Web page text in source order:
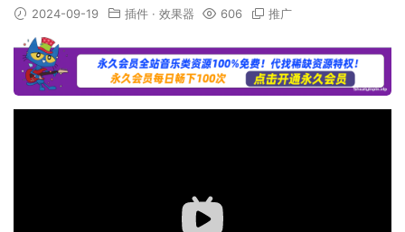
2024-09-19 插件 · 效果器 606 推广